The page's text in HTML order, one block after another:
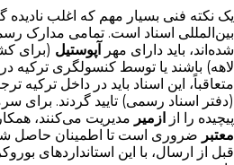
یک نکته فنی بسیار مهم که اغلب نادیده
بین‌المللی اسناد است. تمامی مدارک
شده‌اند، باید دارای مهر آپوستیل (برای
لاهه) باشند یا توسط کنسولگری ترکیه
متعاقباً، این اسناد باید در داخل
(دفتر اسناد رسمی) تایید گردند. برای
پیچیده را از ازمیر مدیریت می‌کنند،
معتبر ضروری است تا اطمینان حاصل
قبل از ارسال، با این استانداردهای